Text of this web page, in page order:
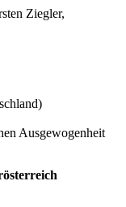
Ausgewogenheit